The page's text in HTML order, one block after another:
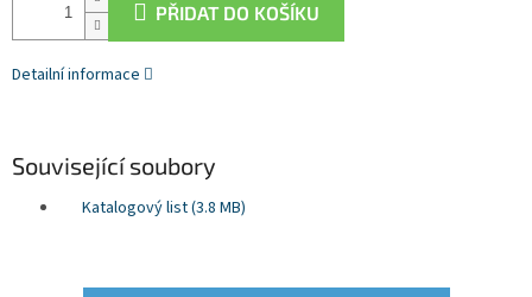
PŘIDAT DO KOŠÍKU
Detailní informace
Související soubory
Katalogový list (3.8 MB)